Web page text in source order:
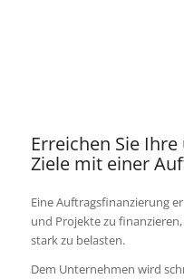
Erreichen Sie
Ziele mit einer
Eine Auftragsfinanzierung
und Projekte zu
stark zu belasten.
Dem Unternehmen wird